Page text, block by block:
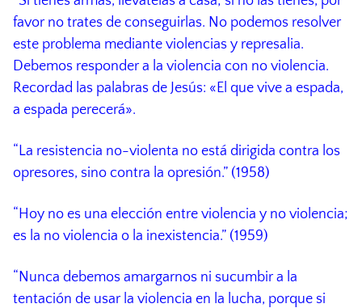
favor no trates de conseguirlas. No podemos resolver
este problema mediante violencias y represalia.
Debemos responder a la violencia con no violencia.
Recordad las palabras de Jesús: «El que vive a espada,
a espada perecerá».
“La resistencia no-violenta no está dirigida contra los
opresores, sino contra la opresión.” (1958)
“Hoy no es una elección entre violencia y no violencia;
es la no violencia o la inexistencia.” (1959)
“Nunca debemos amargarnos ni sucumbir a la
tentación de usar la violencia en la lucha, porque si